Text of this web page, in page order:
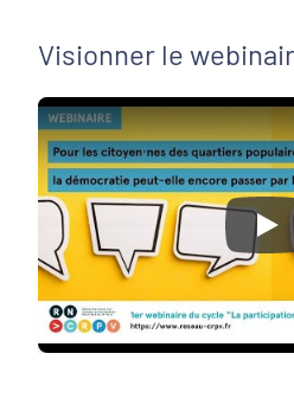
Visionner le
Play